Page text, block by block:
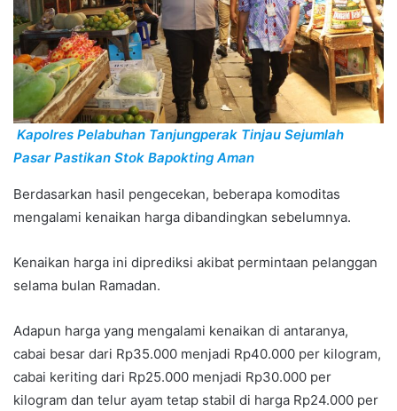
Kapolres Pelabuhan Tanjungperak Tinjau Sejumlah
Pasar Pastikan Stok Bapokting Aman
Berdasarkan hasil pengecekan, beberapa komoditas
mengalami kenaikan harga dibandingkan sebelumnya.
Kenaikan harga ini diprediksi akibat permintaan pelanggan
selama bulan Ramadan.
Adapun harga yang mengalami kenaikan di antaranya,
cabai besar dari Rp35.000 menjadi Rp40.000 per kilogram,
cabai keriting dari Rp25.000 menjadi Rp30.000 per
kilogram dan telur ayam tetap stabil di harga Rp24.000 per